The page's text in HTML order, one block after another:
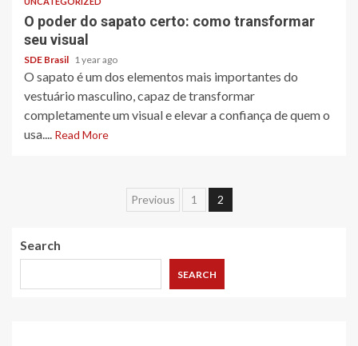
O poder do sapato certo: como transformar
seu visual
SDE Brasil 1 year ago
O sapato é um dos elementos mais importantes do
vestuário masculino, capaz de transformar
completamente um visual e elevar a confiança de quem o
usa.... Read More
Posts
Previous 1 2
Search
SEARCH